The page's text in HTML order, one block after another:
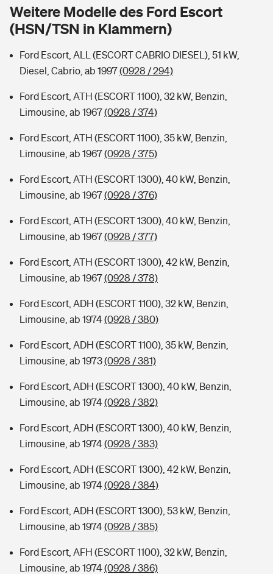
Hochwasser-Check: Wie gefährdet ist Ihr Haus?
Wer versichert was: Jetzt Versicherer finden
Sie haben Fragen?
Private Cyberversicherung
Musikinstrumentenversicherung
Zur Übersicht
Tools
Kinderunfall-Check: Mehr Sicherheit für deine Kids
Sie haben Fragen?
Sie haben Fragen?
Rentenrechner: Wie viel Geld bekomme ich im Alter?
Weitere Modelle des Ford Escort
(HSN/TSN in Klammern)
Ford Escort, ALL (ESCORT CABRIO DIESEL), 51 kW,
Diesel, Cabrio, ab 1997(0928 / 294)
Ford Escort, ATH (ESCORT 1100), 32 kW, Benzin,
Limousine, ab 1967(0928 / 374)
Ford Escort, ATH (ESCORT 1100), 35 kW, Benzin,
Limousine, ab 1967(0928 / 375)
Ford Escort, ATH (ESCORT 1300), 40 kW, Benzin,
Limousine, ab 1967(0928 / 376)
Ford Escort, ATH (ESCORT 1300), 40 kW, Benzin,
Limousine, ab 1967(0928 / 377)
Ford Escort, ATH (ESCORT 1300), 42 kW, Benzin,
Limousine, ab 1967(0928 / 378)
Ford Escort, ADH (ESCORT 1100), 32 kW, Benzin,
Limousine, ab 1974(0928 / 380)
Ford Escort, ADH (ESCORT 1100), 35 kW, Benzin,
Limousine, ab 1973(0928 / 381)
Ford Escort, ADH (ESCORT 1300), 40 kW, Benzin,
Limousine, ab 1974(0928 / 382)
Ford Escort, ADH (ESCORT 1300), 40 kW, Benzin,
Limousine, ab 1974(0928 / 383)
Ford Escort, ADH (ESCORT 1300), 42 kW, Benzin,
Limousine, ab 1974(0928 / 384)
Ford Escort, ADH (ESCORT 1300), 53 kW, Benzin,
Limousine, ab 1974(0928 / 385)
Ford Escort, AFH (ESCORT 1100), 32 kW, Benzin,
Limousine, ab 1974(0928 / 386)